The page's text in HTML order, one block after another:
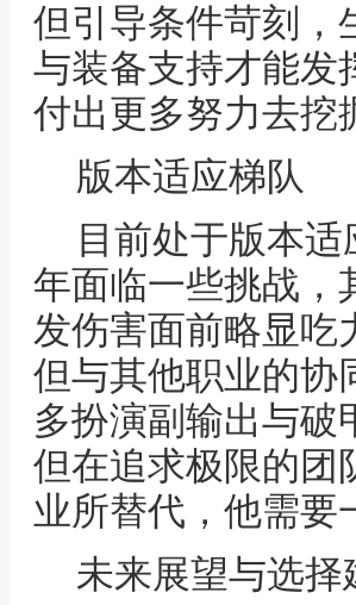
但引导条件苛刻，
与装备支持才能发
付出更多努力去挖
版本适应梯队
目前处于版本
年面临一些挑战，
发伤害面前略显吃
但与其他职业的协
多扮演副输出与破
但在追求极限的团
业所替代，他需要
未来展望与选择